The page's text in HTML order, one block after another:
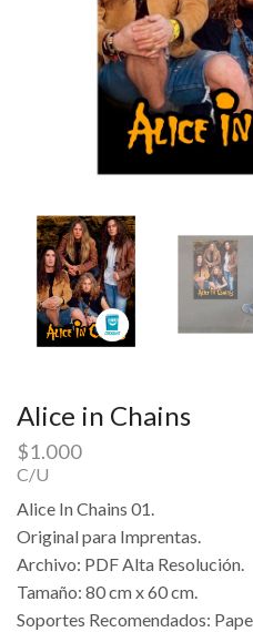
Alice in Chains
$1.000
C/U
Alice In Chains 01.
Original para Imprentas.
Archivo: PDF Alta Resolución.
Tamaño: 80 cm x 60 cm.
Soportes Recomendados: